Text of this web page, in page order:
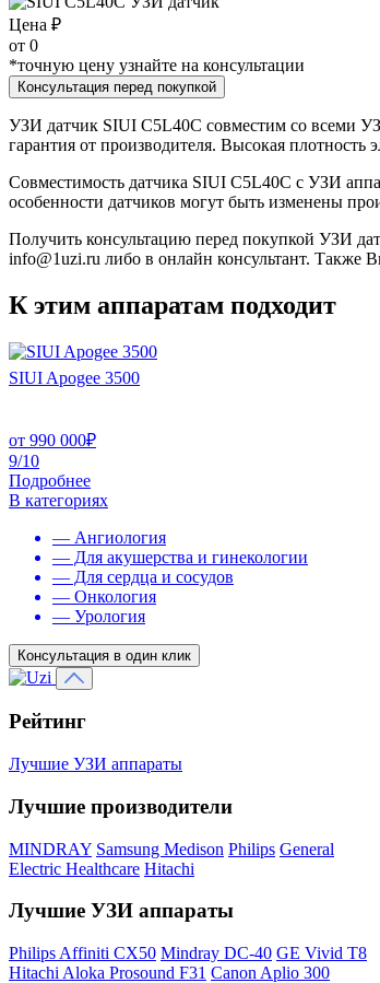
Цена ₽
от 0
*точную цену узнайте на консультации
Консультация перед покупкой
УЗИ датчик SIUI C5L40C совместим со всеми
гарантия от производителя. Высокая плотность
Совместимость датчика SIUI C5L40C с УЗИ
особенности датчиков могут быть изменены
Получить консультацию перед покупкой УЗИ
info@1uzi.ru либо в онлайн консультант. Также
К этим аппаратам подходит
SIUI Apogee 3500
от 990 000₽
9/10
Подробнее
В категориях
— Ангиология
— Для акушерства и гинекологии
— Для сердца и сосудов
— Онкология
— Урология
Консультация в один клик
Рейтинг
Лучшие УЗИ аппараты
Лучшие производители
MINDRAY Samsung Medison Philips General
Electric Healthcare Hitachi
Лучшие УЗИ аппараты
Philips Affiniti CX50 Mindray DC-40 GE Vivid T8
Hitachi Aloka Prosound F31 Canon Aplio 300